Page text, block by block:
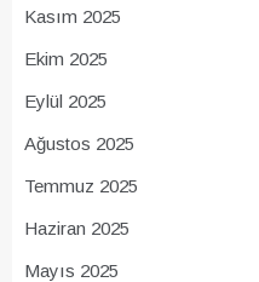
Kasım 2025
Ekim 2025
Eylül 2025
Ağustos 2025
Temmuz 2025
Haziran 2025
Mayıs 2025